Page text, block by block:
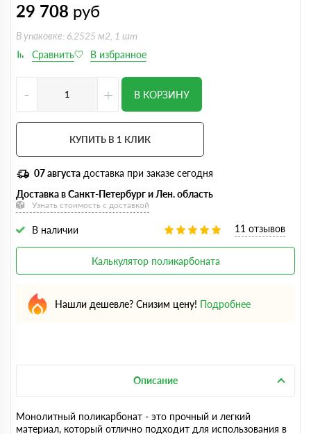
29 708 руб
В упаковке: 6.2525 м2, 1 шт
- + В КОРЗИНУ
КУПИТЬ В 1 КЛИК
07 августа доставка при заказе сегодня
Доставка в Санкт-Петербург и Лен. область
Узнать стоимость с доставкой
В наличии 11 отзывов
Калькулятор поликарбоната
Нашли дешевле? Снизим цену! Подробнее
Описание
Монолитный поликарбонат - это прочный и легкий
материал, который отлично подходит для использования в